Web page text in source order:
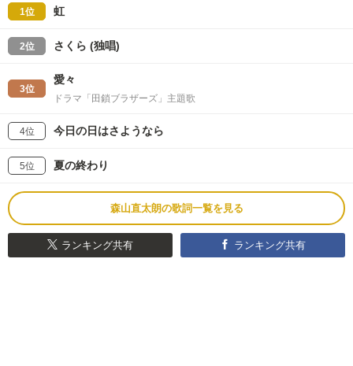
1位 虹
2位 さくら (独唱)
3位
愛々
ドラマ「田鎖ブラザーズ」主題歌
4位 今日の日はさようなら
5位 夏の終わり
森山直太朗の歌詞一覧を見る
ランキング共有 ランキング共有